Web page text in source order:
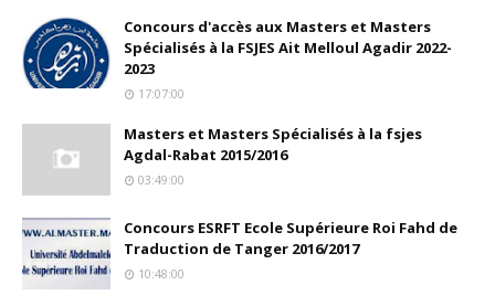
Concours d'accès aux Masters et Masters
Spécialisés à la FSJES Ait Melloul Agadir 2022-
2023
17:07:00
Masters et Masters Spécialisés à la fsjes
Agdal-Rabat 2015/2016
03:49:00
Concours ESRFT Ecole Supérieure Roi Fahd de
Traduction de Tanger 2016/2017
10:48:00